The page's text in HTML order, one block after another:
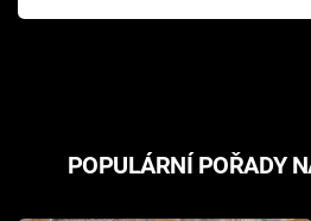
Pottera přišla s ráznou
POPULÁRNÍ POŘADY